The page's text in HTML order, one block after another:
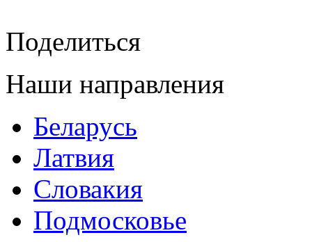
Поделиться
Наши направления
Беларусь
Латвия
Словакия
Подмосковье